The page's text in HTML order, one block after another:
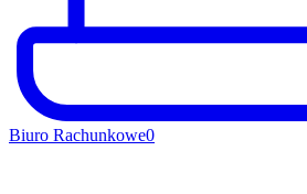
Biuro Rachunkowe0